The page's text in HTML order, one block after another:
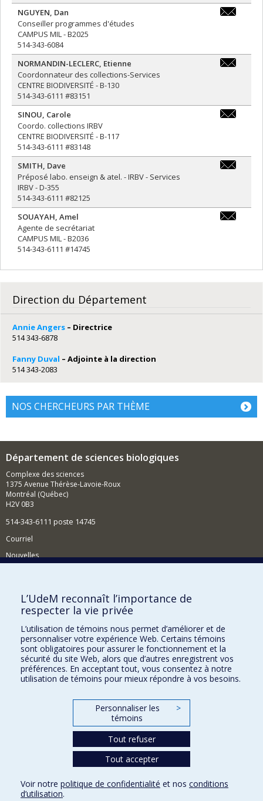
NGUYEN, Dan
Conseiller programmes d'études
CAMPUS MIL - B2025
514-343-6084
NORMANDIN-LECLERC, Etienne
Coordonnateur des collections-Services
CENTRE BIODIVERSITÉ - B-130
514-343-6111 #83151
SINOU, Carole
Coordo. collections IRBV
CENTRE BIODIVERSITÉ - B-117
514-343-6111 #83148
SMITH, Dave
Préposé labo. enseign & atel. - IRBV - Services
IRBV - D-355
514-343-6111 #82125
SOUAYAH, Amel
Agente de secrétariat
CAMPUS MIL - B2036
514-343-6111 #14745
Direction du Département
Annie Angers – Directrice
514 343-6878
Fanny Duval – Adjointe à la direction
514 343-2083
NOS CHERCHEURS PAR THÈME
Département de sciences biologiques
Complexe des sciences
1375 Avenue Thérèse-Lavoie-Roux
Montréal (Québec)
H2V 0B3
514-343-6111 poste 14745
Courriel
Nouvelles
Comment soutenir le Département?
BESOIN D'AIDE?
Plan du site
Signaler une erreur
Accessibilité
FACULTÉ DES ARTS ET DES SCIENCES
Nos départements et écoles
Conditions d’utilisation
L’UdeM reconnaît l’importance de
respecter la vie privée
L’utilisation de témoins nous permet d’améliorer et de
personnaliser votre expérience Web. Certains témoins
sont obligatoires pour assurer le fonctionnement et la
sécurité du site Web, alors que d’autres enregistrent vos
préférences. En acceptant tout, vous consentez à notre
utilisation de témoins pour mieux répondre à vos besoins.
Personnaliser les
témoins
>
Tout refuser
Tout accepter
Voir notre politique de confidentialité et nos conditions
d’utilisation.